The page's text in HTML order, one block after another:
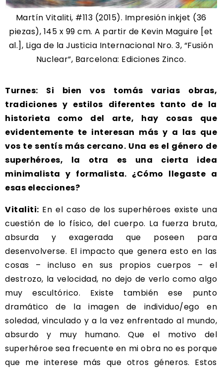
Martín Vitaliti, #113 (2015). Impresión inkjet (36
piezas), 145 x 99 cm. A partir de Kevin Maguire [et
al.], Liga de la Justicia Internacional Nro. 3, “Fusión
Nuclear”, Barcelona: Ediciones Zinco.
Turnes: Si bien vos tomás varias obras,
tradiciones y estilos diferentes tanto de la
historieta como del arte, hay cosas que
evidentemente te interesan más y a las que
vos te sentís más cercano. Una es el género de
superhéroes, la otra es una cierta idea
minimalista y formalista. ¿Cómo llegaste a
esas elecciones?
Vitaliti: En el caso de los superhéroes existe una
cuestión de lo físico, del cuerpo. La fuerza bruta,
absurda y exagerada que poseen para
desenvolverse. El impacto que genera esto en las
cosas – incluso en sus propios cuerpos – el
destrozo, la velocidad, no dejo de verlo como algo
muy escultórico. Existe también ese punto
dramático de la imagen de individuo/ego en
soledad, vinculado y a la vez enfrentado al mundo,
absurdo y muy humano. Que el motivo del
superhéroe sea frecuente en mi obra no es porque
que me interese más que otros géneros. Estos